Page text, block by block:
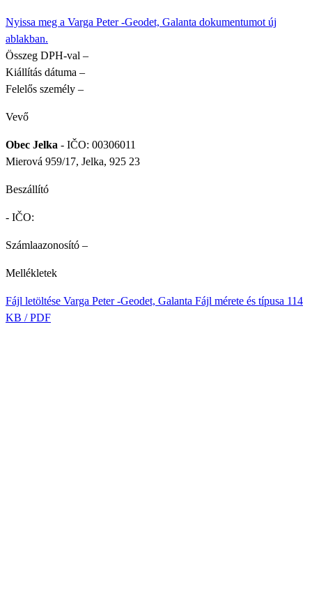
Nyissa meg a Varga Peter -Geodet, Galanta dokumentumot új
ablakban.
Összeg DPH-val –
Kiállítás dátuma –
Felelős személy –
Vevő
Obec Jelka - IČO: 00306011
Mierová 959/17, Jelka, 925 23
Beszállító
- IČO:
Számlaazonosító –
Mellékletek
Fájl letöltése Varga Peter -Geodet, Galanta Fájl mérete és típusa 114
KB / PDF